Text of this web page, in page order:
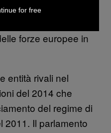
finché non ci
grado di
forze europee in
entità rivali nel
del 2014 che
del regime di
2011. Il parlamento
for free